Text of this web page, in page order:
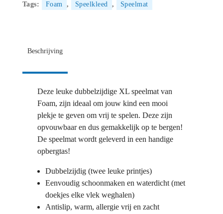
Tags: Foam , Speelkleed , Speelmat
Beschrijving
Deze leuke dubbelzijdige XL speelmat van
Foam, zijn ideaal om jouw kind een mooi
plekje te geven om vrij te spelen. Deze zijn
opvouwbaar en dus gemakkelijk op te bergen!
De speelmat wordt geleverd in een handige
opbergtas!
Dubbelzijdig (twee leuke printjes)
Eenvoudig schoonmaken en waterdicht (met
doekjes elke vlek weghalen)
Antislip, warm, allergie vrij en zacht